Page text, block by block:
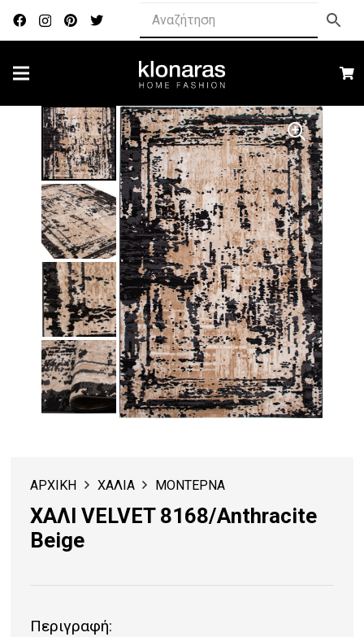
ΑΡΧΙΚΗ ΧΑΛΙΑ ΜΟΝΤΕΡΝΑ
ΧΑΛΙ VELVET 8168/Anthracite
Beige
Περιγραφή: